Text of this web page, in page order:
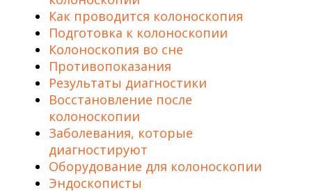
Как проводится колоноскопия
Подготовка к колоноскопии
Колоноскопия во сне
Противопоказания
Результаты диагностики
Восстановление после
колоноскопии
Заболевания, которые
диагностируют
Оборудование для колоноскопии
Эндоскописты